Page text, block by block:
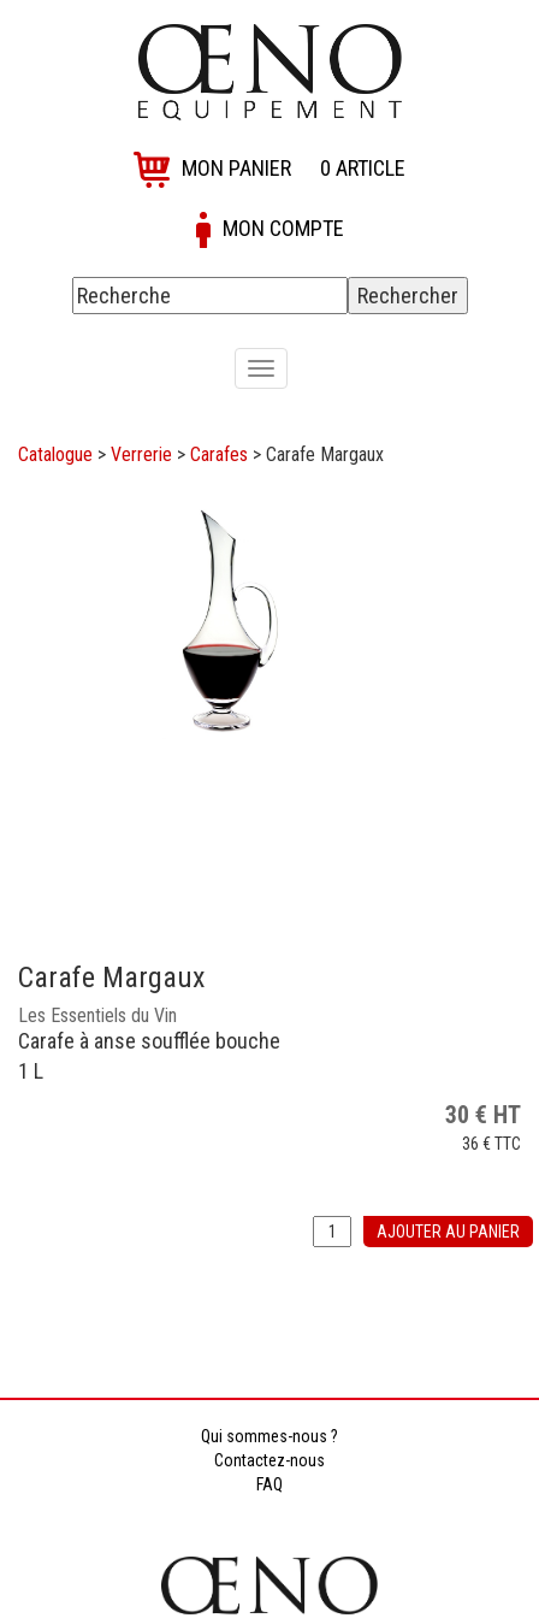
MON PANIER 0 ARTICLE
MON COMPTE
Toggle
navigation
Catalogue > Verrerie > Carafes > Carafe Margaux
Carafe Margaux
Les Essentiels du Vin
Carafe à anse soufflée bouche
1 L
30 € HT
36 €TTC
AJOUTER AU PANIER
Qui sommes-nous ?
Contactez-nous
FAQ